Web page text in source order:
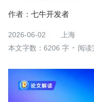
作者： 七牛开发者
2026-06-02
上海
本文字数：6206 字
阅读